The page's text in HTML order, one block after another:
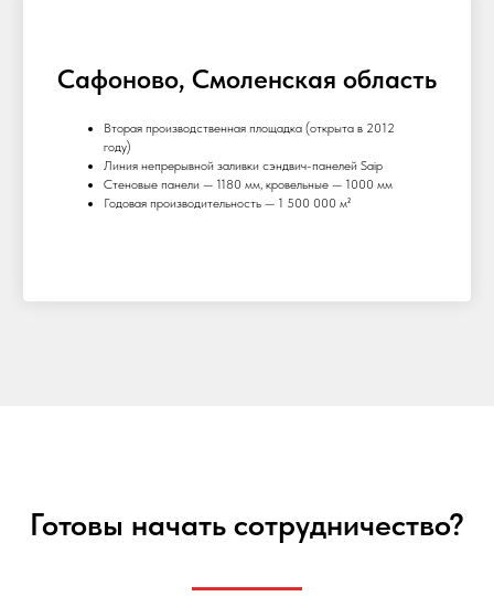
Сафоново, Смоленская область
Вторая производственная площадка (открыта в 2012
году)
Линия непрерывной заливки сэндвич-панелей Saip
Стеновые панели — 1180 мм, кровельные — 1000 мм
Годовая производительность — 1 500 000 м²
Готовы начать сотрудничество?